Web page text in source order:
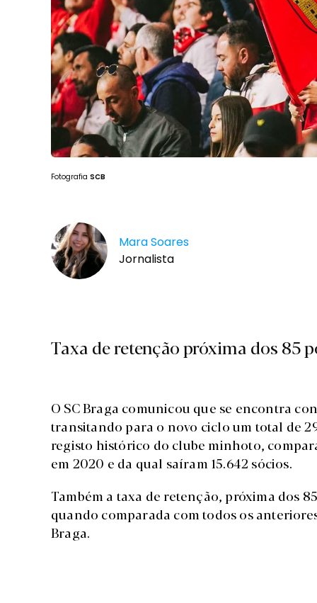
Fotografia SCB
Mara Soares
Jornalista
Taxa de retenção próxima dos 85
O SC Braga comunicou que se encontra
transitando para o novo ciclo um total de
registo histórico do clube minhoto,
em 2020 e da qual saíram 15.642 sócios.
Também a taxa de retenção, próxima dos
quando comparada com todos os
Braga.